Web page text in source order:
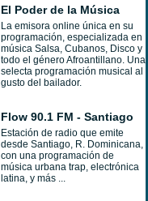
El Poder de la Música
La emisora online única en su
programación, especializada en
música Salsa, Cubanos, Disco y
todo el género Afroantillano. Una
selecta programación musical al
gusto del bailador.
Flow 90.1 FM - Santiago
Estación de radio que emite
desde Santiago, R. Dominicana,
con una programación de
música urbana trap, electrónica
latina, y más ...